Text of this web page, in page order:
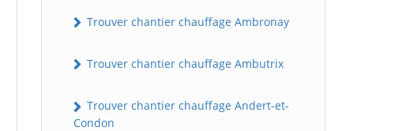
Trouver chantier chauffage Ambronay
Trouver chantier chauffage Ambutrix
Trouver chantier chauffage Andert-et-
Condon